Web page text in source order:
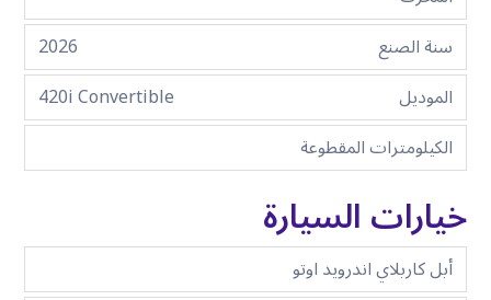
سنة الصنع
2026
الموديل
420i Convertible
الكيلومترات المقطوعة
خيارات السيارة
أبل كاربلاي اندرويد اوتو